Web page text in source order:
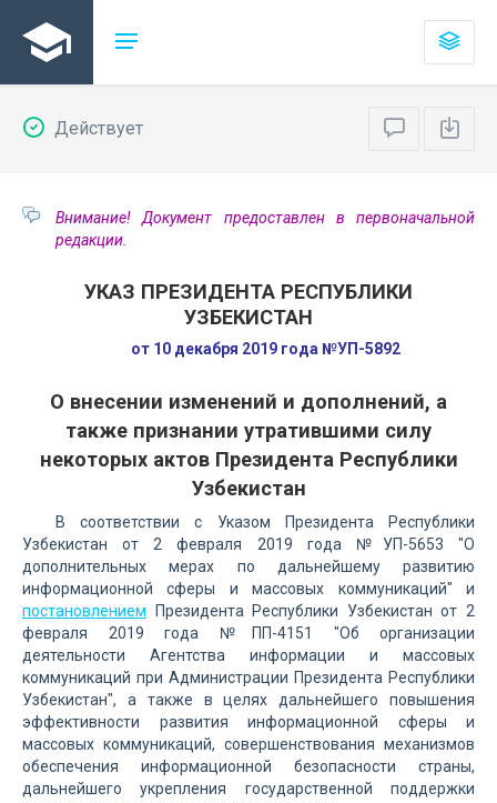
Действует
Внимание! Документ предоставлен в первоначальной
редакции.
УКАЗ ПРЕЗИДЕНТА РЕСПУБЛИКИ
УЗБЕКИСТАН
от 10 декабря 2019 года №УП-5892
О внесении изменений и дополнений, а
также признании утратившими силу
некоторых актов Президента Республики
Узбекистан
В соответствии с Указом Президента Республики
Узбекистан от 2 февраля 2019 года №УП-5653 "О
дополнительных мерах по дальнейшему развитию
информационной сферы и массовых коммуникаций" и
постановлением Президента Республики Узбекистан от 2
февраля 2019 года №ПП-4151 "Об организации
деятельности Агентства информации и массовых
коммуникаций при Администрации Президента Республики
Узбекистан", а также в целях дальнейшего повышения
эффективности развития информационной сферы и
массовых коммуникаций, совершенствования механизмов
обеспечения информационной безопасности страны,
дальнейшего укрепления государственной поддержки